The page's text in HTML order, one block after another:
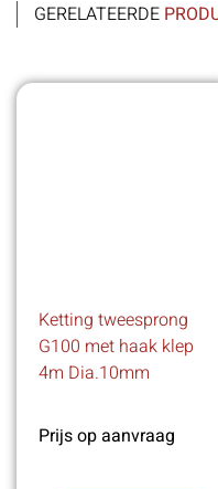
GERELATEERDE
Ketting tweesprong
G100 met haak klep
4m Dia.10mm
Prijs op aanvraag